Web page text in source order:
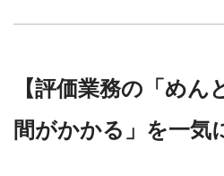
【評価業務の「め
間がかかる」を一気